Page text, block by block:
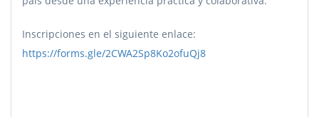
Inscripciones en el siguiente enlace:
https://forms.gle/2CWA2Sp8Ko2ofuQj8